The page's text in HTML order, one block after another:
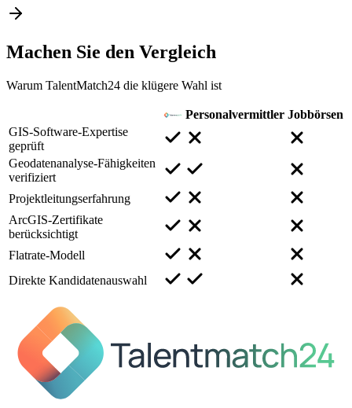
Machen Sie den Vergleich
Warum TalentMatch24 die klügere Wahl ist
Personalvermittler Jobbörsen
GIS-Software-Expertise
geprüft
Geodatenanalyse-Fähigkeiten
verifiziert
Projektleitungserfahrung
ArcGIS-Zertifikate
berücksichtigt
Flatrate-Modell
Direkte Kandidatenauswahl